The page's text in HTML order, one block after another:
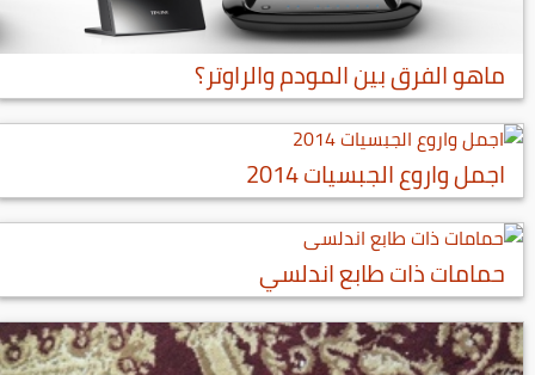
ماهو الفرق بين المودم والراوتر؟
اجمل واروع الجبسيات 2014
حمامات ذات طابع اندلسي